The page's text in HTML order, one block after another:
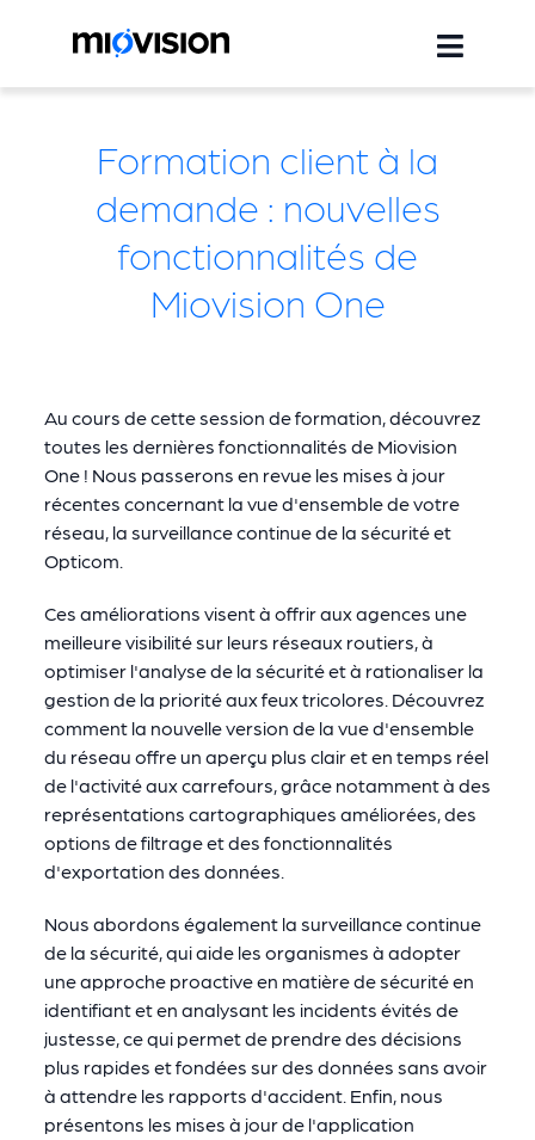
Formation client à la
demande : nouvelles
fonctionnalités de
Miovision One
Au cours de cette session de formation, découvrez
toutes les dernières fonctionnalités de Miovision
One ! Nous passerons en revue les mises à jour
récentes concernant la vue d'ensemble de votre
réseau, la surveillance continue de la sécurité et
Opticom.
Ces améliorations visent à offrir aux agences une
meilleure visibilité sur leurs réseaux routiers, à
optimiser l'analyse de la sécurité et à rationaliser la
gestion de la priorité aux feux tricolores. Découvrez
comment la nouvelle version de la vue d'ensemble
du réseau offre un aperçu plus clair et en temps réel
de l'activité aux carrefours, grâce notamment à des
représentations cartographiques améliorées, des
options de filtrage et des fonctionnalités
d'exportation des données.
Nous abordons également la surveillance continue
de la sécurité, qui aide les organismes à adopter
une approche proactive en matière de sécurité en
identifiant et en analysant les incidents évités de
justesse, ce qui permet de prendre des décisions
plus rapides et fondées sur des données sans avoir
à attendre les rapports d'accident. Enfin, nous
présentons les mises à jour de l'application